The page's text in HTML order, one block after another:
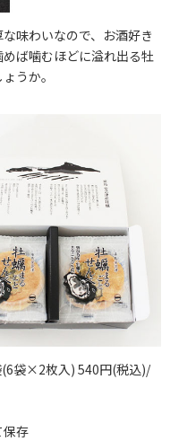
味わいなので、お酒好き
ば噛むほどに溢れ出る牡
うか。
袋×2枚入) 540円(税込)/
保存